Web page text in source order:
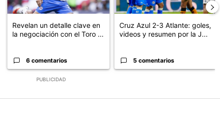
PUBLICIDAD
Revelan un detalle clave en
la negociación con el Toro ...
6 comentarios
Cruz Azul 2-3 Atlante: goles,
videos y resumen por la J...
5 comentarios